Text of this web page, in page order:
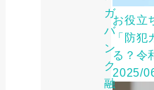
ガ
バ
ン
ク
融
お役立
「防犯
る？令
2025/